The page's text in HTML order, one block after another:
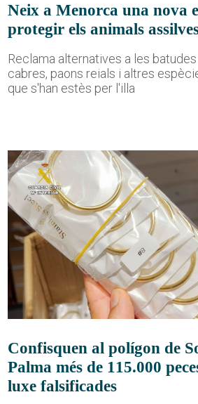
Neix a Menorca una nova
protegir els animals
Reclama alternatives a les
cabres, paons reials i altres
que s'han estès per l'illa
Confisquen al polígon de
Palma més de 115.000
luxe falsificades